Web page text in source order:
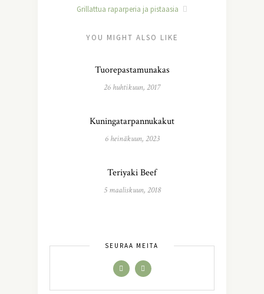
Grillattua raparperia ja pistaasia
YOU MIGHT ALSO LIKE
Tuorepastamunakas
26 huhtikuun, 2017
Kuningatarpannukakut
6 heinäkuun, 2023
Teriyaki Beef
5 maaliskuun, 2018
SEURAA MEITÄ